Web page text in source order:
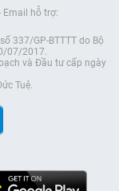
Email hỗ trợ:
337/GP-BTTTT do Bộ
07/2017.
và Đầu tư cấp ngày
Tuệ.